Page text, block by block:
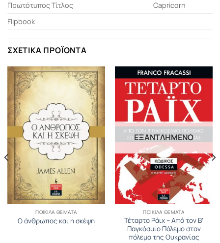
Πρωτότυπος Τίτλος
Capricorn
Flipbook
ΣΧΕΤΙΚΆ ΠΡΟΪΌΝΤΑ
ΠΟΙΚΊΛΑ ΘΈΜΑΤΑ
Ο άνθρωπος και η σκέψη
ΕΞΑΝΤΛΗΜΈΝΟ
ΠΟΙΚΊΛΑ ΘΈΜΑΤΑ
Τέταρτο Ράιχ – Από τον Β’
Παγκόσμιο Πόλεμο στον
πόλεμο της Ουκρανίας